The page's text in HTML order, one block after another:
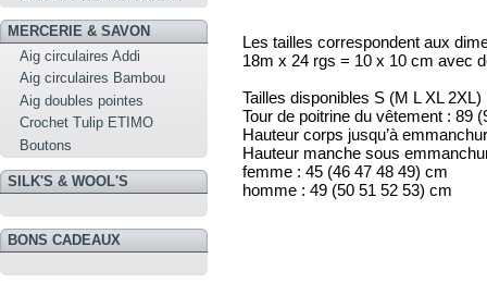
MERCERIE & SAVON
Aig circulaires Addi
Aig circulaires Bambou
Aig doubles pointes
Crochet Tulip ETIMO
Boutons
SILK'S & WOOL'S
BONS CADEAUX
Les tailles correspondent aux
18m x 24 rgs = 10 x 10 cm avec
Tailles disponibles S (M L XL 2XL)
Tour de poitrine du vêtement : 89
Hauteur corps jusqu’à
Hauteur manche sous
femme : 45 (46 47 48 49) cm
homme : 49 (50 51 52 53) cm